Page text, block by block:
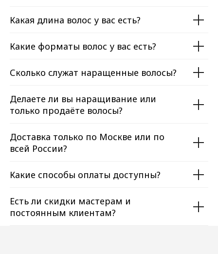
Какая длина волос у вас есть?
Какие форматы волос у вас есть?
Сколько служат наращенные волосы?
Делаете ли вы наращивание или
только продаёте волосы?
Доставка только по Москве или по
всей России?
Какие способы оплаты доступны?
Есть ли скидки мастерам и
постоянным клиентам?